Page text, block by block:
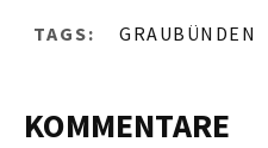
TAGS: GRAUBÜNDEN
KOMMENTARE